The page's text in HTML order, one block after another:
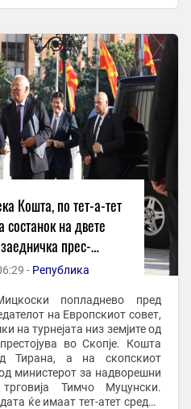
Кошта, по тет-а-тет
на двете
прес-
- Република
попладнево пред
на Европскиот совет,
на турнејата низ земјите од
во Скопје. Кошта
Тирана, а на скопскиот
министерот за надворешни
Тимчо Муцунски.
ќе имаат тет-атет средба